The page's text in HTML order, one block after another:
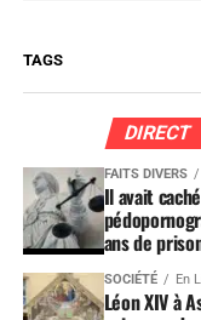
TAGS
DIRECT
FAITS DIVERS
Il avait
ans de
SOCIÉTÉ En
Léon XIV à